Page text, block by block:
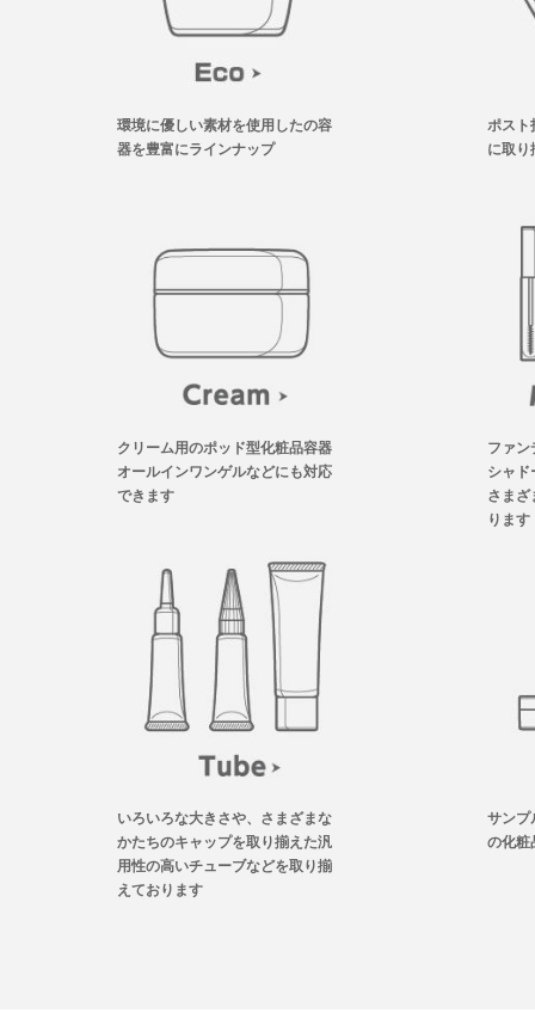
環境に優しい素材を使用したの容
器を豊富にラインナップ
ポスト
に取り
クリーム用のポッド型化粧品容器
オールインワンゲルなどにも対応
できます
ファン
シャド
さまざ
ります
いろいろな大きさや、さまざまな
かたちのキャップを取り揃えた汎
用性の高いチューブなどを取り揃
えております
サンプ
の化粧